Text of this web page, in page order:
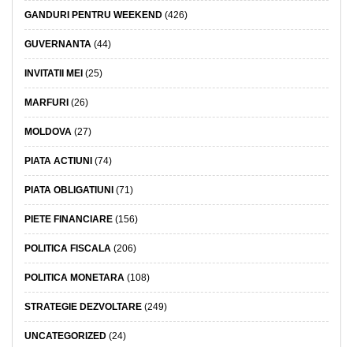
GANDURI PENTRU WEEKEND (426)
GUVERNANTA (44)
INVITATII MEI (25)
MARFURI (26)
MOLDOVA (27)
PIATA ACTIUNI (74)
PIATA OBLIGATIUNI (71)
PIETE FINANCIARE (156)
POLITICA FISCALA (206)
POLITICA MONETARA (108)
STRATEGIE DEZVOLTARE (249)
UNCATEGORIZED (24)